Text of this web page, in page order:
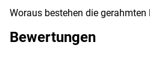
Woraus bestehen die gerahmten
Bewertungen